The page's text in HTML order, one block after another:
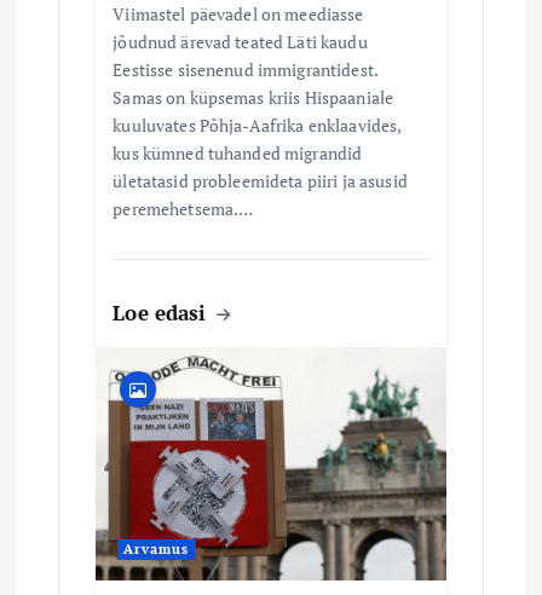
Viimastel päevadel on meediasse
jõudnud ärevad teated Läti kaudu
Eestisse sisenenud immigrantidest.
Samas on küpsemas kriis Hispaaniale
kuuluvates Põhja-Aafrika enklaavides,
kus kümned tuhanded migrandid
ületatasid probleemideta piiri ja asusid
peremehetsema.…
Loe edasi
Arvamus